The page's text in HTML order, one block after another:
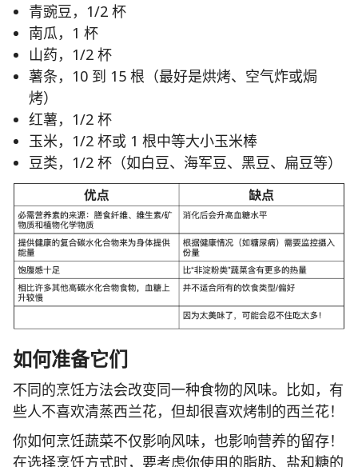
青豌豆，1/2 杯
南瓜，1 杯
山药，1/2 杯
薯条，10 到 15 根（最好是烘烤、空气炸或焗
烤）
红薯，1/2 杯
玉米，1/2 杯或 1 根中等大小玉米棒
豆类，1/2 杯（如白豆、海军豆、黑豆、扁豆等）
如何准备它们
不同的烹饪方法会改变同一种食物的风味。比如，有
些人不喜欢清蒸西兰花，但却很喜欢烤制的西兰花！
你如何烹饪蔬菜不仅影响风味，也影响营养的留存！
在选择烹饪方式时，要考虑你使用的脂肪、盐和糖的